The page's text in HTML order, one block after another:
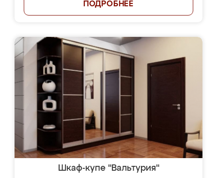
ПОДРОБНЕЕ
Шкаф-купе "Вальтурия"